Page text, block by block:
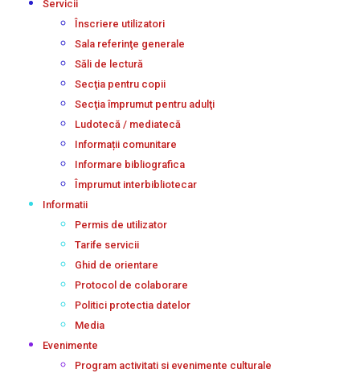
Servicii
Înscriere utilizatori
Sala referinţe generale
Săli de lectură
Secţia pentru copii
Secţia împrumut pentru adulţi
Ludotecă / mediatecă
Informații comunitare
Informare bibliografica
Împrumut interbibliotecar
Informatii
Permis de utilizator
Tarife servicii
Ghid de orientare
Protocol de colaborare
Politici protectia datelor
Media
Evenimente
Program activitati si evenimente culturale